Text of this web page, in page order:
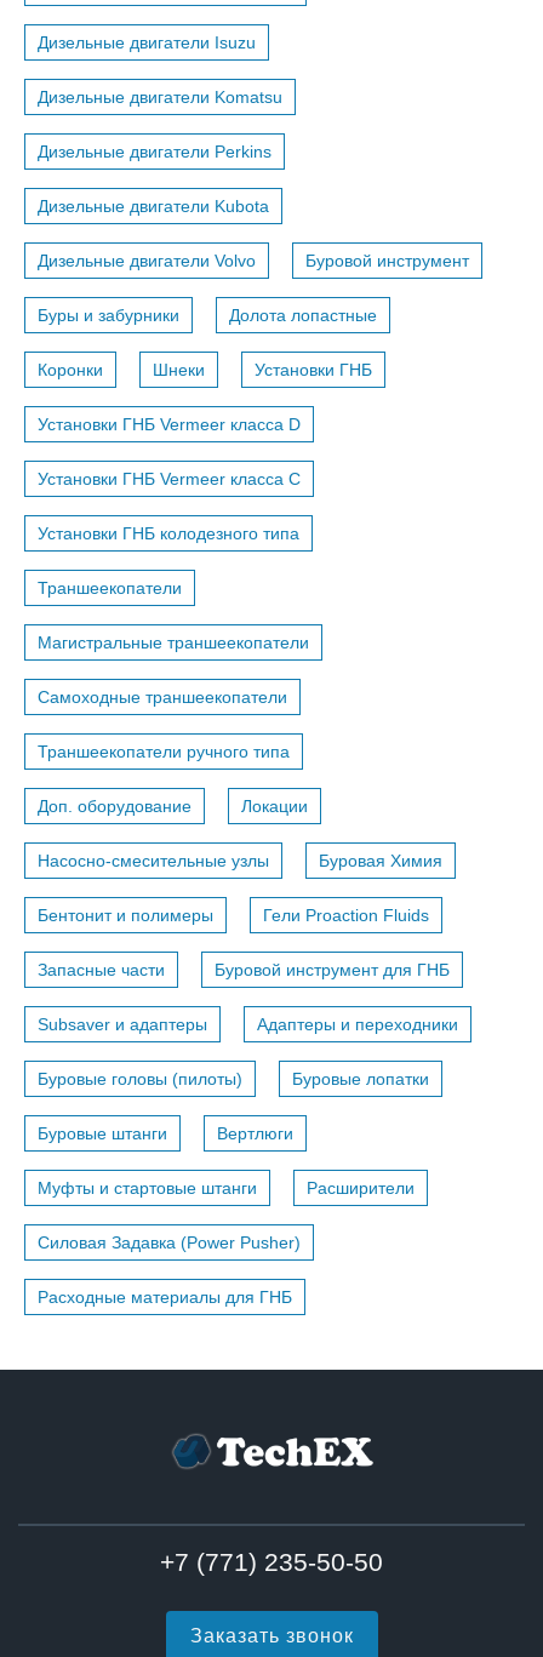
Дизельные двигатели Isuzu
Дизельные двигатели Komatsu
Дизельные двигатели Perkins
Дизельные двигатели Kubota
Дизельные двигатели Volvo Буровой инструмент
Буры и забурники Долота лопастные
Коронки Шнеки Установки ГНБ
Установки ГНБ Vermeer класса D
Установки ГНБ Vermeer класса С
Установки ГНБ колодезного типа
Траншеекопатели
Магистральные траншеекопатели
Самоходные траншеекопатели
Траншеекопатели ручного типа
Доп. оборудование Локации
Насосно-смесительные узлы Буровая Химия
Бентонит и полимеры Гели Proaction Fluids
Запасные части Буровой инструмент для ГНБ
Subsaver и адаптеры Адаптеры и переходники
Буровые головы (пилоты) Буровые лопатки
Буровые штанги Вертлюги
Муфты и стартовые штанги Расширители
Силовая Задавка (Power Pusher)
Расходные материалы для ГНБ
+7 (771) 235-50-50
Заказать звонок